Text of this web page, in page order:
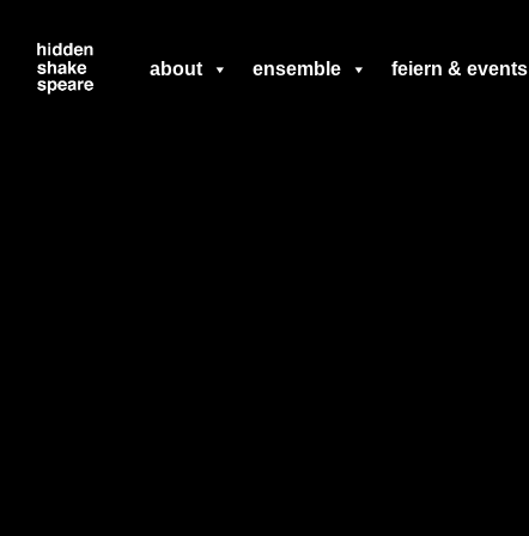
Zum
about ensemble feiern & events